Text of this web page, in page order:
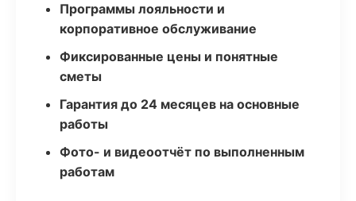
Программы лояльности и
корпоративное обслуживание
Фиксированные цены и понятные
сметы
Гарантия до 24 месяцев на основные
работы
Фото- и видеоотчёт по выполненным
работам